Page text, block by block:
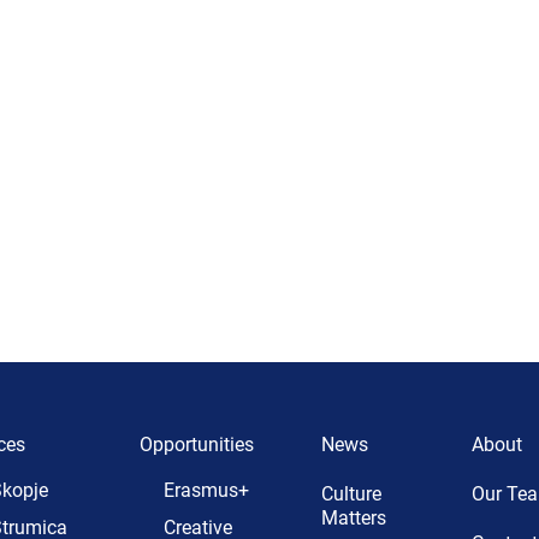
Opportunities
Erasmus+
Creative
News
Culture
Matters
About
Our